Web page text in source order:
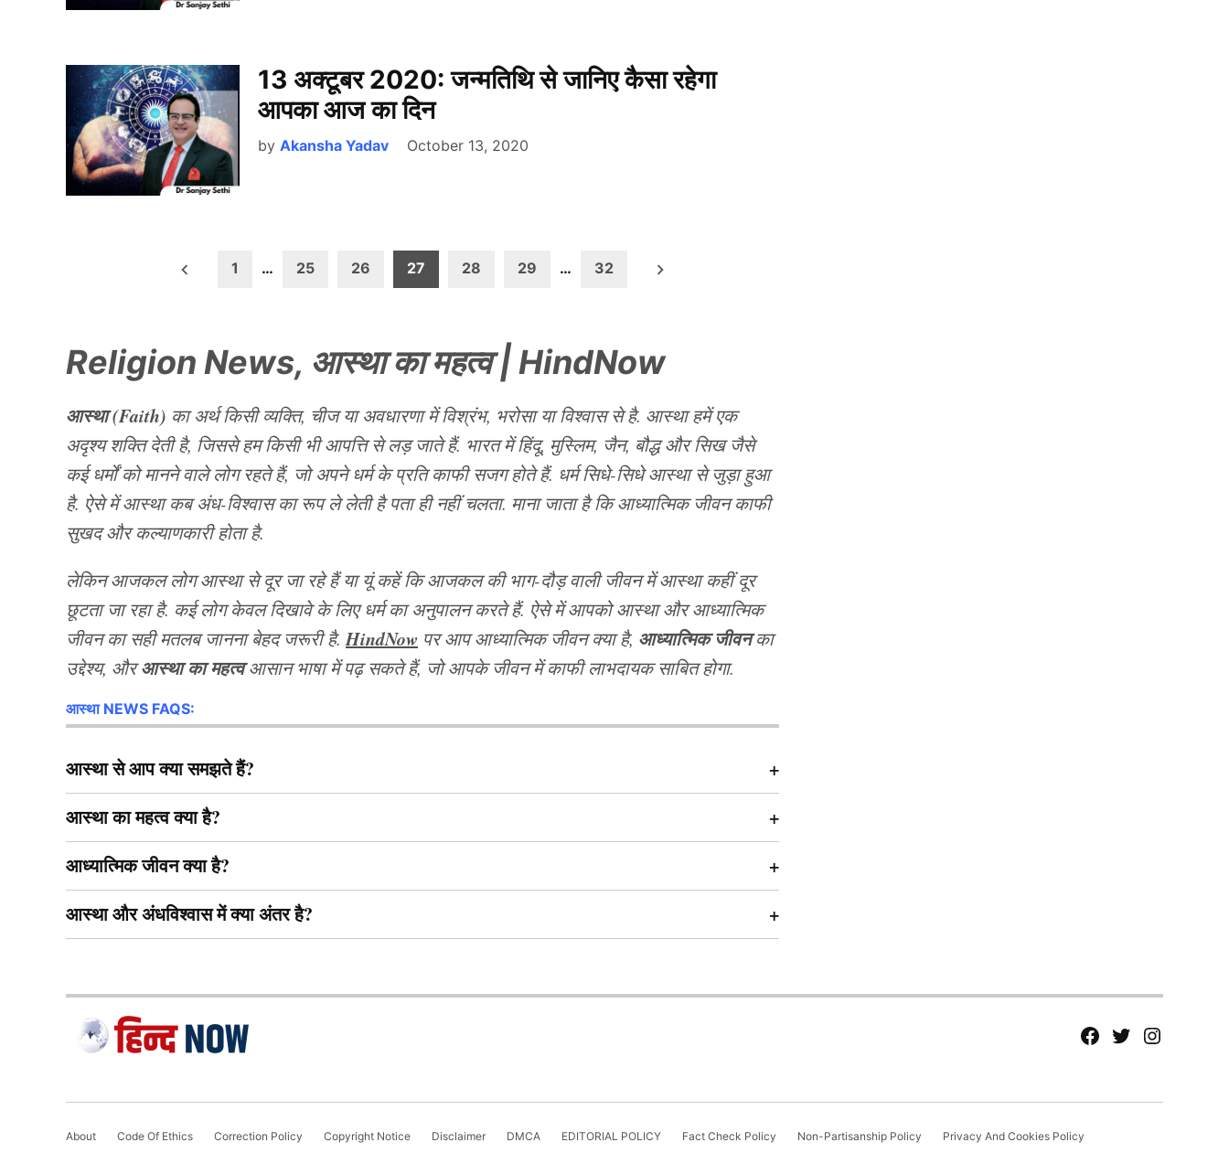
13 अक्टूबर 2020: जन्मतिथि से जानिए कैसा रहेगा
आपका आज का दिन
by Akansha Yadav October 13, 2020
1 … 25 26 27 28 29 … 32
Religion News, आस्था का महत्व | HindNow
आस्था (Faith) का अर्थ किसी व्यक्ति, चीज या अवधारणा में विश्रंभ, भरोसा या विश्वास से है. आस्था हमें एक
अदृश्य शक्ति देती है, जिससे हम किसी भी आपत्ति से लड़ जाते हैं. भारत में हिंदू, मुस्लिम, जैन, बौद्ध और सिख जैसे
कई धर्मों को मानने वाले लोग रहते हैं, जो अपने धर्म के प्रति काफी सजग होते हैं. धर्म सिधे-सिधे आस्था से जुड़ा हुआ
है. ऐसे में आस्था कब अंध-विश्वास का रूप ले लेती है पता ही नहीं चलता. माना जाता है कि आध्यात्मिक जीवन काफी
सुखद और कल्याणकारी होता है.
लेकिन आजकल लोग आस्था से दूर जा रहे हैं या यूं कहें कि आजकल की भाग-दौड़ वाली जीवन में आस्था कहीं दूर
छूटता जा रहा है. कई लोग केवल दिखावे के लिए धर्म का अनुपालन करते हैं. ऐसे में आपको आस्था और आध्यात्मिक
जीवन का सही मतलब जानना बेहद जरूरी है. HindNow पर आप आध्यात्मिक जीवन क्या है, आध्यात्मिक जीवनका
उद्देश्य, औरआस्था का महत्वआसान भाषा में पढ़ सकते हैं, जो आपके जीवन में काफी लाभदायक साबित होगा.
आस्था NEWS FAQS:
आस्था से आप क्या समझते हैं?
आस्था का महत्व क्या है?
आध्यात्मिक जीवन क्या है?
आस्था और अंधविश्वास में क्या अंतर है?
fb Tw tw
About Code Of Ethics Correction Policy Copyright Notice Disclaimer DMCA EDITORIAL POLICY Fact Check Policy Non-Partisanship Policy Privacy And Cookies Policy